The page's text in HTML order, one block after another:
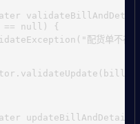
== null) {
配货单不存